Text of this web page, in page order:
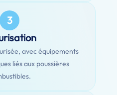
3
avec équipements
liés aux poussières